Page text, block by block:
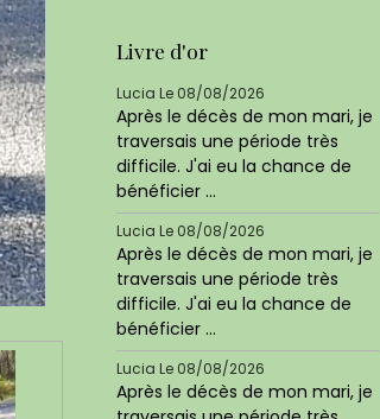
Livre d'or
Lucia Le 08/08/2026
Après le décès de mon mari, je
traversais une période très
difficile. J'ai eu la chance de
bénéficier ...
Lucia Le 08/08/2026
Après le décès de mon mari, je
traversais une période très
difficile. J'ai eu la chance de
bénéficier ...
Lucia Le 08/08/2026
Après le décès de mon mari, je